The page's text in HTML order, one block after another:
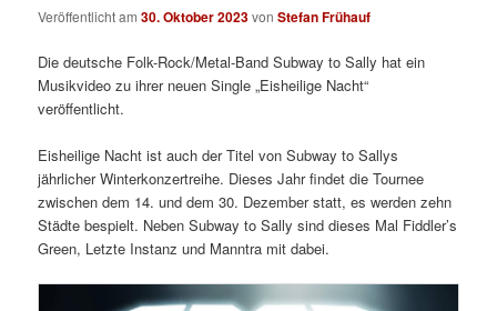
Veröffentlicht am30. Oktober 2023vonStefan Frühauf
Die deutsche Folk-Rock/Metal-Band Subway to Sally hat ein
Musikvideo zu ihrer neuen Single „Eisheilige Nacht“
veröffentlicht.
Eisheilige Nacht ist auch der Titel von Subway to Sallys
jährlicher Winterkonzertreihe. Dieses Jahr findet die Tournee
zwischen dem 14. und dem 30. Dezember statt, es werden zehn
Städte bespielt. Neben Subway to Sally sind dieses Mal Fiddler’s
Green, Letzte Instanz und Manntra mit dabei.